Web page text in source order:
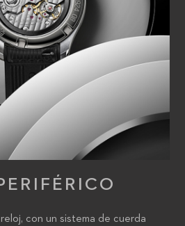
con un sistema de cuerda